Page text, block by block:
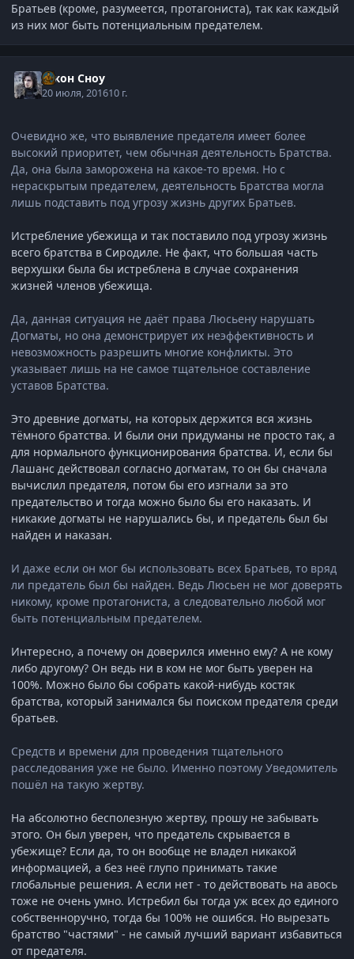
Братьев (кроме, разумеется, протагониста), так как каждый
из них мог быть потенциальным предателем.
Джон Сноу
20 июля, 201610 г.
Очевидно же, что выявление предателя имеет более
высокий приоритет, чем обычная деятельность Братства.
Да, она была заморожена на какое-то время. Но с
нераскрытым предателем, деятельность Братства могла
лишь подставить под угрозу жизнь других Братьев.
Истребление убежища и так поставило под угрозу жизнь
всего братства в Сиродиле. Не факт, что большая часть
верхушки была бы истреблена в случае сохранения
жизней членов убежища.
Да, данная ситуация не даёт права Люсьену нарушать
Догматы, но она демонстрирует их неэффективность и
невозможность разрешить многие конфликты. Это
указывает лишь на не самое тщательное составление
уставов Братства.
Это древние догматы, на которых держится вся жизнь
тёмного братства. И были они придуманы не просто так, а
для нормального функционирования братства. И, если бы
Лашанс действовал согласно догматам, то он бы сначала
вычислил предателя, потом бы его изгнали за это
предательство и тогда можно было бы его наказать. И
никакие догматы не нарушались бы, и предатель был бы
найден и наказан.
И даже если он мог бы использовать всех Братьев, то вряд
ли предатель был бы найден. Ведь Люсьен не мог доверять
никому, кроме протагониста, а следовательно любой мог
быть потенциальным предателем.
Интересно, а почему он доверился именно ему? А не кому
либо другому? Он ведь ни в ком не мог быть уверен на
100%. Можно было бы собрать какой-нибудь костяк
братства, который занимался бы поиском предателя среди
братьев.
Средств и времени для проведения тщательного
расследования уже не было. Именно поэтому Уведомитель
пошёл на такую жертву.
На абсолютно бесполезную жертву, прошу не забывать
этого. Он был уверен, что предатель скрывается в
убежище? Если да, то он вообще не владел никакой
информацией, а без неё глупо принимать такие
глобальные решения. А если нет - то действовать на авось
тоже не очень умно. Истребил бы тогда уж всех до единого
собственноручно, тогда бы 100% не ошибся. Но вырезать
братство "частями" - не самый лучший вариант избавиться
от предателя.